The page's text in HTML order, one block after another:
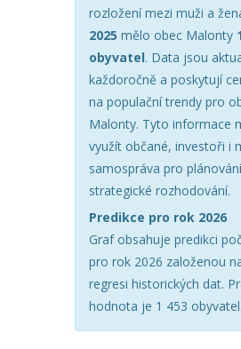
rozložení mezi muži a
2025 mělo obec Malonty
obyvatel. Data jsou
každoročně a poskytují
na populační trendy pro
Malonty. Tyto informace
využít občané, investoři i
samospráva pro
strategické rozhodování.
Predikce pro rok 2026
Graf obsahuje predikci
pro rok 2026 založenou
regresi historických dat.
hodnota je 1 453 obyvatel.